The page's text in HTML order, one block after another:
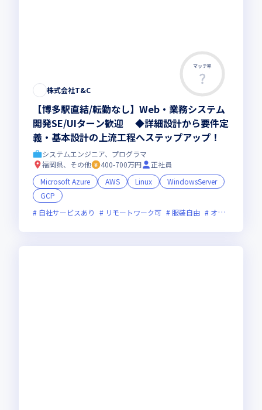
マッチ率
株式会社T&C
【博多駅直結/転勤なし】Web・業務システム
開発SE/UIターン歓迎 ◆詳細設計から要件定
義・基本設計の上流工程へステップアップ！
システムエンジニア、プログラマ
福岡県、その他
400-700万円
正社員
Microsoft Azure
AWS Linux
WindowsServer
GCP
自社サービスあり
リモートワーク可 服装自由 オンライン選考可